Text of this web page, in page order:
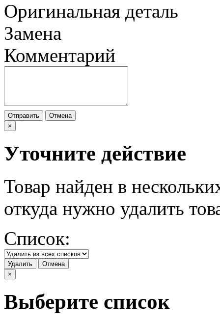
Оригинальная деталь
Замена
Комментарий
Отправить
Отмена
×
Уточните действие
Товар найден в
откуда нужно удалить
Список:
Удалить
Отмена
×
Выберите список